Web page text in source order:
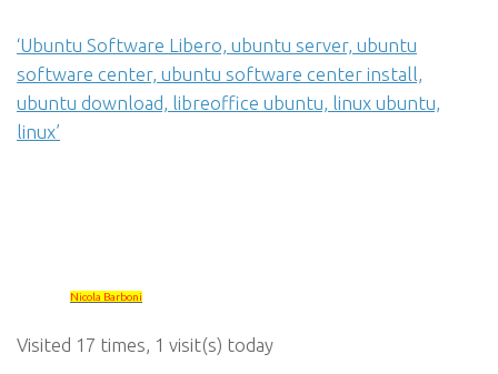
‘Ubuntu Software Libero, ubuntu server, ubuntu
software center, ubuntu software center install,
ubuntu download, libreoffice ubuntu, linux ubuntu,
linux’
Nicola Barboni
Visited 17 times, 1 visit(s) today